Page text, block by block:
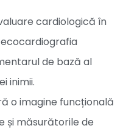
cardiologică în
de bază al
inimii.
o imagine funcțională
și măsurătorile de